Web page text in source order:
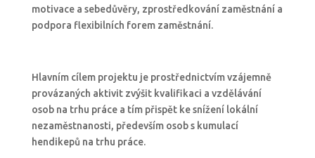
motivace a sebedůvěry, zprostředkování zaměstnání a
podpora flexibilních forem zaměstnání.
Hlavním cílem projektu je prostřednictvím vzájemně
provázaných aktivit zvýšit kvalifikaci a vzdělávání
osob na trhu práce a tím přispět ke snížení lokální
nezaměstnanosti, především osob s kumulací
hendikepů na trhu práce.